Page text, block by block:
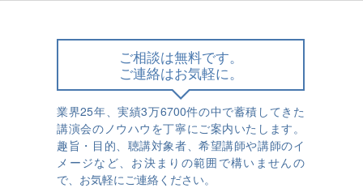
ご相談は無料です。
ご連絡はお気軽に。
業界25年、実績3万6700件の中で蓄積してきた
講演会のノウハウを丁寧にご案内いたします。
趣旨・目的、聴講対象者、希望講師や講師のイ
メージなど、お決まりの範囲で構いませんの
で、お気軽にご連絡ください。